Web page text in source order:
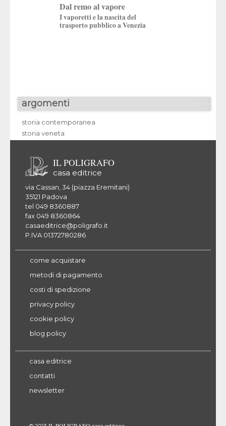
Dal remo al vapore
I vaporetti e la nascita del
trasporto pubblico a Venezia
argomenti
storia contemporanea
storia veneta
IL POLIGRAFO
casa editrice
via Cassan, 34 (piazza Eremitani)
35121 Padova
tel 049 8360887
fax 049 8360864
casaeditrice@poligrafo.it
P.IVA 01372780286
come acquistare
metodi di pagamento
costi di spedizione
privacy policy
cookie policy
blog policy
casa editrice
contatti
newsletter